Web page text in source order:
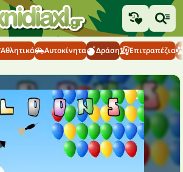
Αθλητικά Αυτοκίνητα Δράση Επιτραπέζια